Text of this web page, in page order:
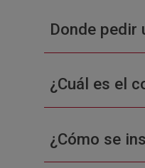
Donde pedir
¿Cuál es el
¿Cómo se